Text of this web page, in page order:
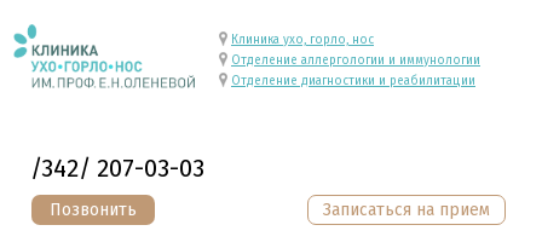
/342/ 207-03-03
Позвонить
Клиника ухо, горло, нос
Отделение аллергологии и иммунологии
Отделение диагностики и реабилитации
Записаться на прием